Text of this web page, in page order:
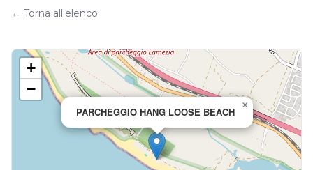
← Torna all'elenco
PARCHEGGIO HANG LOOSE BEACH
×
+
−